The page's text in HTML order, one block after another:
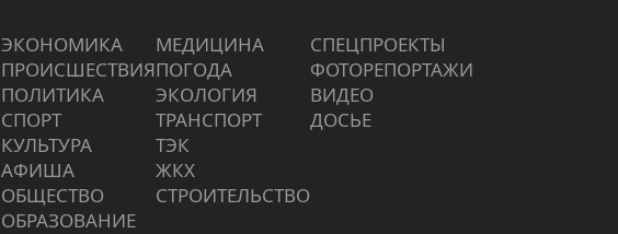
ЭКОНОМИКА
ПРОИCШЕСТВИЯ
ПОЛИТИКА
СПОРТ
КУЛЬТУРА
АФИША
ОБЩЕСТВО
ОБРАЗОВАНИЕ
МЕДИЦИНА
ПОГОДА
ЭКОЛОГИЯ
ТРАНСПОРТ
ТЭК
ЖКХ
СТРОИТЕЛЬСТВО
СПЕЦПРОЕКТЫ
ФОТОРЕПОРТАЖИ
ВИДЕО
ДОСЬЕ